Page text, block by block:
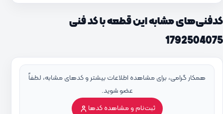
کدفنی‌های مشابه این قطعه با کد فنی
1792504075
همکار گرامی، برای مشاهده اطلاعات بیشتر و کدهای مشابه، لطفاً
عضو شوید.
ثبت‌نام و مشاهده کدها